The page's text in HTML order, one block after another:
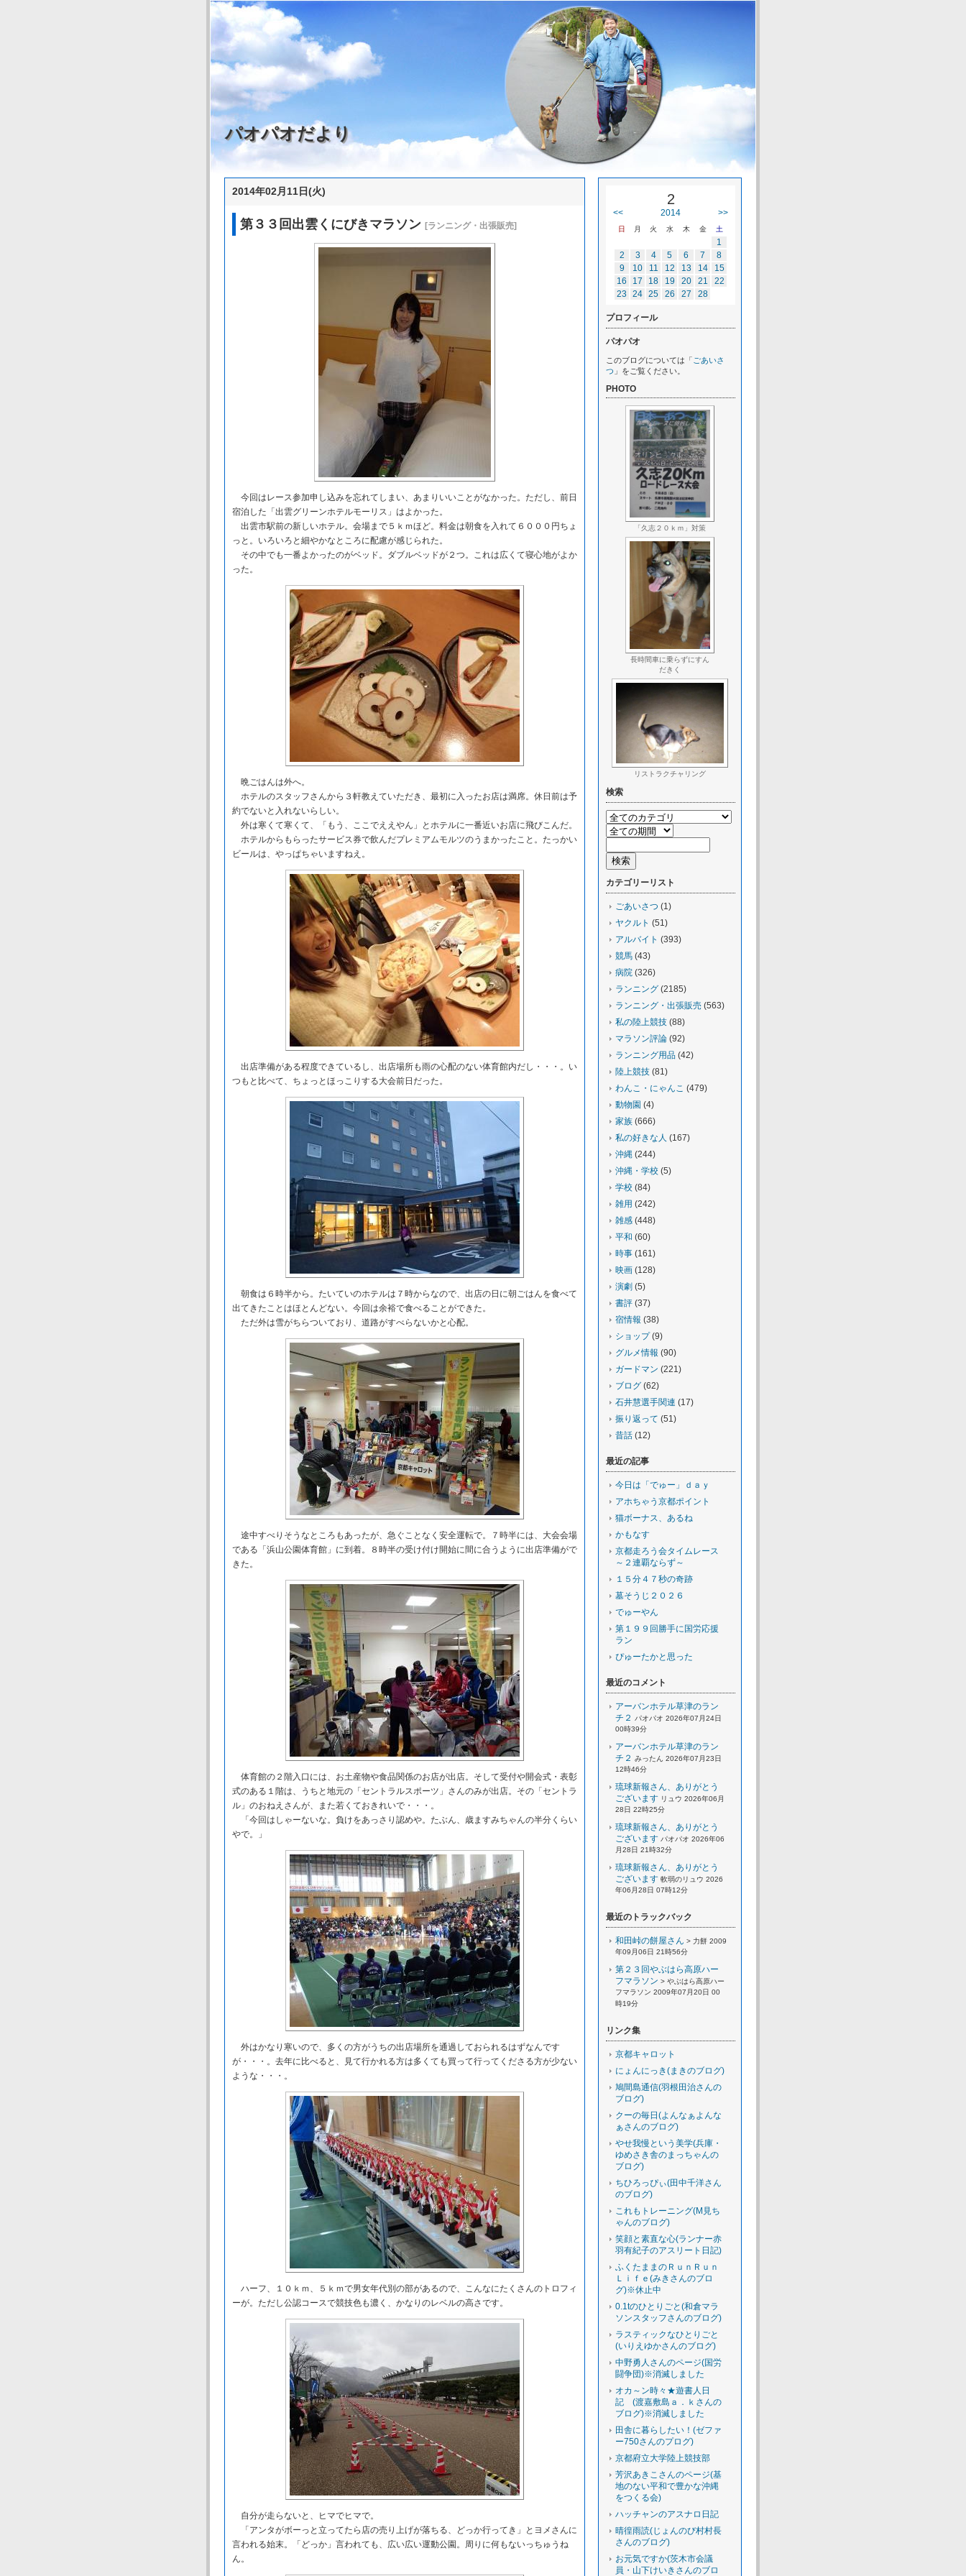
パオパオだより
2014年02月11日(火)
第３３回出雲くにびきマラソン [ランニング・出張販売]
今回はレース参加申し込みを忘れてしまい、あまりいいことがなかった。ただし、前日
宿泊した「出雲グリーンホテルモーリス」はよかった。
出雲市駅前の新しいホテル。会場まで５ｋｍほど。料金は朝食を入れて６０００円ちょ
っと。いろいろと細やかなところに配慮が感じられた。
その中でも一番よかったのがベッド。ダブルベッドが２つ。これは広くて寝心地がよか
った。
晩ごはんは外へ。
ホテルのスタッフさんから３軒教えていただき、最初に入ったお店は満席。休日前は予
約でないと入れないらしい。
外は寒くて寒くて、「もう、ここでええやん」とホテルに一番近いお店に飛びこんだ。
ホテルからもらったサービス券で飲んだプレミアムモルツのうまかったこと。たっかい
ビールは、やっぱちゃいますねえ。
出店準備がある程度できているし、出店場所も雨の心配のない体育館内だし・・・。い
つもと比べて、ちょっとほっこりする大会前日だった。
朝食は６時半から。たいていのホテルは７時からなので、出店の日に朝ごはんを食べて
出てきたことはほとんどない。今回は余裕で食べることができた。
ただ外は雪がちらついており、道路がすべらないかと心配。
途中すべりそうなところもあったが、急ぐことなく安全運転で。７時半には、大会会場
である「浜山公園体育館」に到着。８時半の受け付け開始に間に合うように出店準備がで
きた。
体育館の２階入口には、お土産物や食品関係のお店が出店。そして受付や開会式・表彰
式のある１階は、うちと地元の「セントラルスポーツ」さんのみが出店。その「セントラ
ル」のおねえさんが、また若くておきれいで・・・。
「今回はしゃーないな。負けをあっさり認めや。たぶん、歳ますみちゃんの半分くらい
やで。」
外はかなり寒いので、多くの方がうちの出店場所を通過しておられるはずなんです
が・・・。去年に比べると、見て行かれる方は多くても買って行ってくださる方が少ない
ような・・・。
ハーフ、１０ｋｍ、５ｋｍで男女年代別の部があるので、こんなにたくさんのトロフィ
ーが。ただし公認コースで競技色も濃く、かなりのレベルの高さです。
自分が走らないと、ヒマでヒマで。
「アンタがボーっと立ってたら店の売り上げが落ちる、どっか行ってき」とヨメさんに
言われる始末。「どっか」言われても、広い広い運動公園。周りに何もないっちゅうね
ん。
2
<< 2014 >>
日 月 火 水 木 金 土
1
2
3 4 5 6 7
8
9
10 11 12 13 14
15
16
17 18 19 20 21
22
23
24 25 26 27 28
プロフィール
パオパオ
このブログについては「 ごあいさ
つ 」をご覧ください。
PHOTO
「久志２０ｋｍ」対策
長時間車に乗らずにすん
だきく
リストラクチャリング
検索
カテゴリーリスト
ごあいさつ (1)
ヤクルト (51)
アルバイト (393)
競馬 (43)
病院 (326)
ランニング (2185)
ランニング・出張販売 (563)
私の陸上競技 (88)
マラソン評論 (92)
ランニング用品 (42)
陸上競技 (81)
わんこ・にゃんこ (479)
動物園 (4)
家族 (666)
私の好きな人 (167)
沖縄 (244)
沖縄・学校 (5)
学校 (84)
雑用 (242)
雑感 (448)
平和 (60)
時事 (161)
映画 (128)
演劇 (5)
書評 (37)
宿情報 (38)
ショップ(9)
グルメ情報 (90)
ガードマン (221)
ブログ (62)
石井慧選手関連 (17)
振り返って (51)
昔話 (12)
最近の記事
今日は「でゅー」ｄａｙ
アホちゃう京都ポイント
猫ボーナス、あるね
かもなす
京都走ろう会タイムレース
～２連覇ならず～
１５分４７秒の奇跡
墓そうじ２０２６
でゅーやん
第１９９回勝手に国労応援
ラン
ぴゅーたかと思った
最近のコメント
アーバンホテル草津のラン
チ２
パオパオ 2026年07月24日
00時39分
アーバンホテル草津のラン
チ２ みったん 2026年07月23日
12時46分
琉球新報さん、ありがとう
ございます リュウ 2026年06月
28日 22時25分
琉球新報さん、ありがとう
ございます パオパオ 2026年06
月28日 21時32分
琉球新報さん、ありがとう
ございます 軟弱のリュウ 2026
年06月28日 07時12分
最近のトラックバック
和田峠の餅屋さん > 力餅 2009
年09月06日 21時56分
第２３回やぶはら高原ハー
フマラソン > やぶはら高原ハー
フマラソン 2009年07月20日 00
時19分
リンク集
京都キャロット
にょんにっき(まきのブログ)
鳩間島通信(羽根田治さんの
ブログ)
クーの毎日(よんなぁよんな
ぁさんのブログ)
やせ我慢という美学(兵庫・
ゆめさき舎のまっちゃんの
ブログ)
ちひろっぴぃ(田中千洋さん
のブログ)
これもトレーニング(M見ち
ゃんのブログ)
笑顔と素直な心(ランナー赤
羽有紀子のアスリート日記)
ふくたままのＲｕｎＲｕｎ
Ｌｉｆｅ(みきさんのブロ
グ)※休止中
0.1tのひとりごと(和倉マラ
ソンスタッフさんのブログ)
ラスティックなひとりごと
(いりえゆかさんのブログ)
中野勇人さんのページ(国労
闘争団)※消滅しました
オカ～ン時々★遊書人日
記 (渡嘉敷島ａ．ｋさんの
ブログ)※消滅しました
田舎に暮らしたい！(ゼファ
ー750さんのプログ)
京都府立大学陸上競技部
芳沢あきこさんのページ(基
地のない平和で豊かな沖縄
をつくる会)
ハッチャンのアスナロ日記
晴徨雨読(じょんのび村村長
さんのブログ)
お元気ですか(茨木市会議
員・山下けいきさんのブロ